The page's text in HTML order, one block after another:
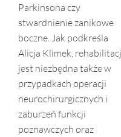
Parkinsona czy
stwardnienie zanikowe
boczne. Jak podkreśla
Alicja Klimek,
jest niezbędna także w
przypadkach operacji
neurochirurgicznych i
zaburzeń funkcji
poznawczych oraz